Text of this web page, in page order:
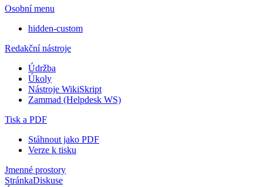
Osobní menu
hidden-custom
Redakční nástroje
Údržba
Úkoly
Nástroje WikiSkript
Zammad (Helpdesk WS)
Tisk a PDF
Stáhnout jako PDF
Verze k tisku
Jmenné prostory
StránkaDiskuse